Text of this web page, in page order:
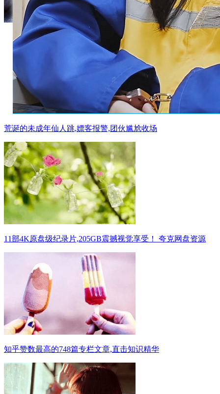
荒诞的未成年仙人跳,嫖客报警,团伙尴尬收场
11部4K原盘级纪录片,205GB震撼视觉享受！ 夸克网盘资源
知乎赞数最高的748篇专栏文章,直击知识精华